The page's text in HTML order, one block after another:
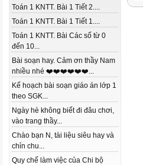
Toán 1 KNTT. Bài 1 Tiết 2....
Toán 1 KNTT. Bài 1 Tiết 1....
Toán 1 KNTT. Bài Các số từ 0
đến 10...
Bài soạn hay. Cảm ơn thầy Nam
nhiều nhé ❤️❤️❤️❤️❤️❤️...
Kế hoạch bài soạn giáo án lớp 1
theo SGK...
Ngày hè không biết đi đâu chơi,
vào trang thầy...
Chào bạn N, tài liệu siêu hay và
chỉn chu...
Quy chế làm việc của Chi bộ